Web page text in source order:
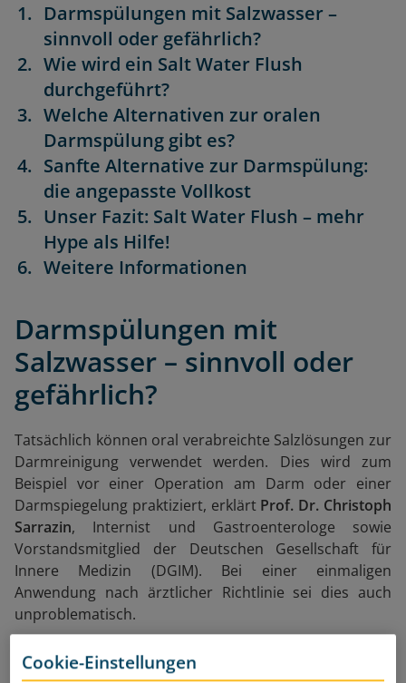
Darmspülungen mit Salzwasser –
sinnvoll oder gefährlich?
Wie wird ein Salt Water Flush
durchgeführt?
Welche Alternativen zur oralen
Darmspülung gibt es?
Sanfte Alternative zur Darmspülung:
die angepasste Vollkost
Unser Fazit: Salt Water Flush – mehr
Hype als Hilfe!
Weitere Informationen
Darmspülungen mit
Salzwasser – sinnvoll oder
gefährlich?
Tatsächlich können oral verabreichte Salzlösungen zur
Darmreinigung verwendet werden. Dies wird zum
Beispiel vor einer Operation am Darm oder einer
Darmspiegelung praktiziert, erklärt Prof. Dr. Christoph
Sarrazin, Internist und Gastroenterologe sowie
Vorstandsmitglied der Deutschen Gesellschaft für
Innere Medizin (DGIM). Bei einer einmaligen
Anwendung nach ärztlicher Richtlinie sei dies auch
unproblematisch.
Eine Darmspülung mit Salzwasser habe bei
sachgerechter Anwendung unter ärztlicher Aufsicht
Cookie-Einstellungen